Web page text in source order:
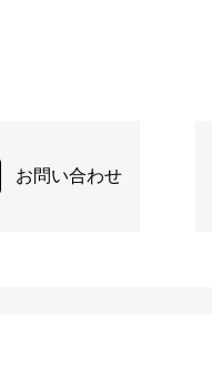
お問い合わせ